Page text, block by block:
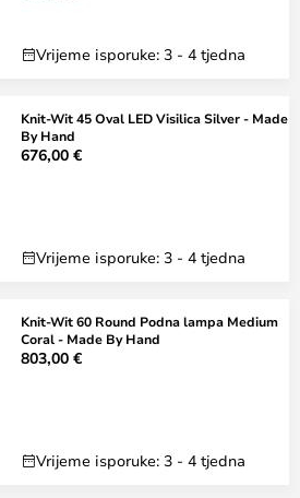
Vrijeme isporuke: 3 - 4 tjedna
Knit-Wit 45 Oval LED Visilica Silver - Made
By Hand
676,00 €
Vrijeme isporuke: 3 - 4 tjedna
Knit-Wit 60 Round Podna lampa Medium
Coral - Made By Hand
803,00 €
Vrijeme isporuke: 3 - 4 tjedna